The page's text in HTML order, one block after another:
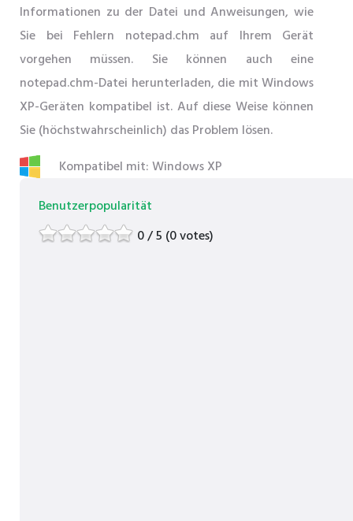
Informationen zu der Datei und Anweisungen, wie
Sie bei Fehlern notepad.chm auf Ihrem Gerät
vorgehen müssen. Sie können auch eine
notepad.chm-Datei herunterladen, die mit Windows
XP-Geräten kompatibel ist. Auf diese Weise können
Sie (höchstwahrscheinlich) das Problem lösen.
Kompatibel mit: Windows XP
Benutzerpopularität
0 / 5 (0 votes)